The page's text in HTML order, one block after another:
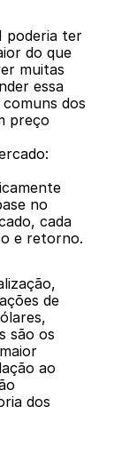
poderia ter
do que
muitas
essa
dos
preço
no
cada
e retorno.
de
são os
ao
dos